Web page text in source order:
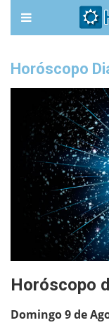
Horóscopo
Horóscopo
Domingo 9 de